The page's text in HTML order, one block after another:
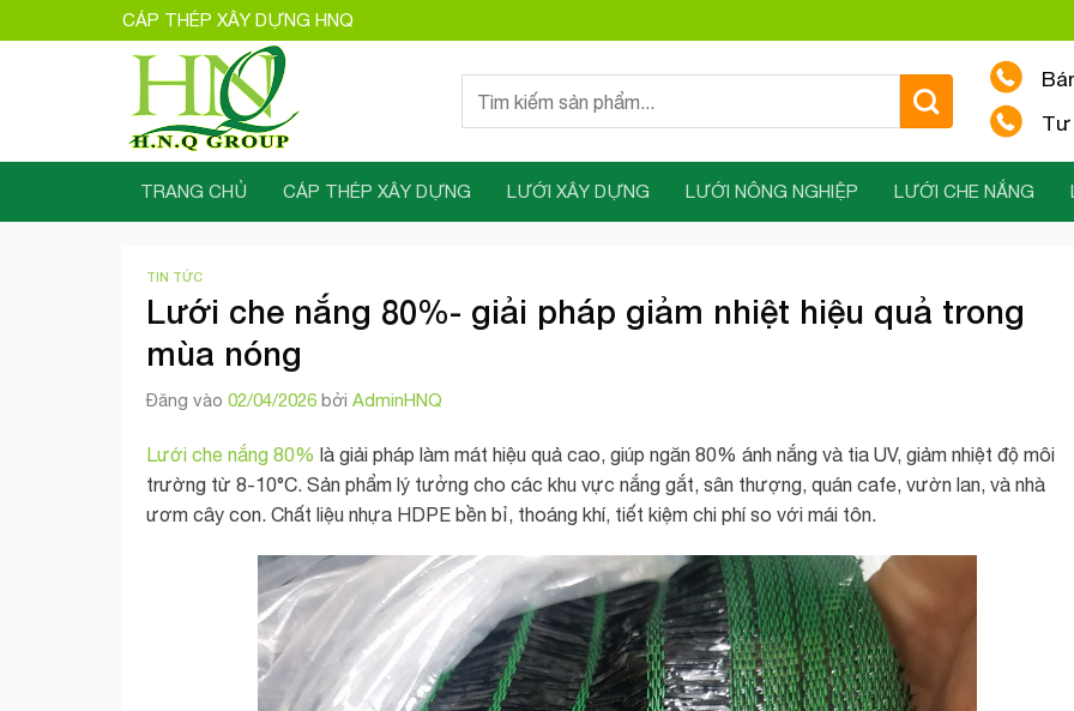
qua
CÁP THÉP XÂY DỰNG HNQ
Tìm
Tư
TRANG CHỦ CÁP THÉP XÂY DỰNG LƯỚI XÂY DỰNG LƯỚI NÔNG NGHIỆP LƯỚI CHE NẮNG
TIN TỨC
Lưới che nắng 80%- giải pháp giảm nhiệt hiệu quả trong
mùa nóng
Đăng vào 02/04/2026 bởi AdminHNQ
Lưới che nắng 80% là giải pháp làm mát hiệu quả cao, giúp ngăn 80% ánh nắng và tia UV, giảm nhiệt độ môi
trường từ 8-10°C. Sản phẩm lý tưởng cho các khu vực nắng gắt, sân thượng, quán cafe, vườn lan, và nhà
ươm cây con. Chất liệu nhựa HDPE bền bỉ, thoáng khí, tiết kiệm chi phí so với mái tôn.